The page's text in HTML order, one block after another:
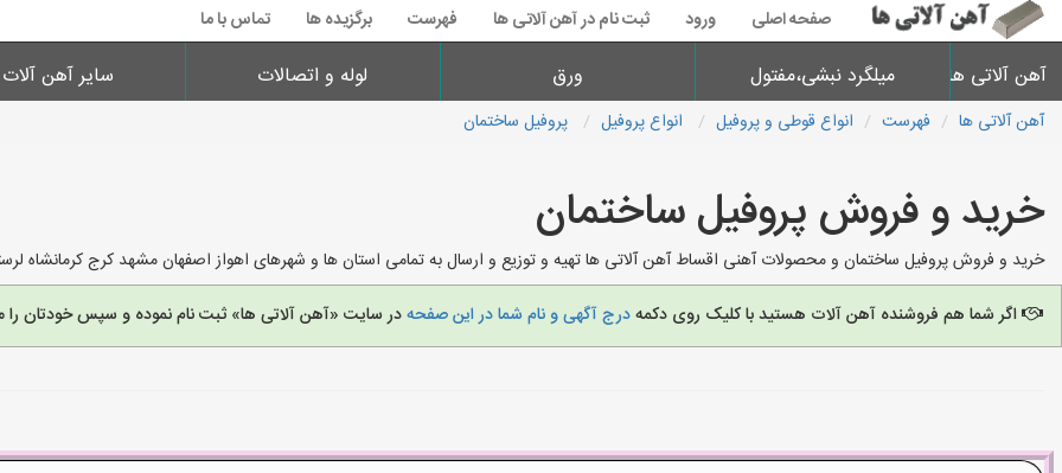
صفحه اصلی ورود ثبت نام در آهن آلاتی ها فهرست برگزیده ها تماس با ما
آهن آلاتی ها میلگرد نبشی،مفتول ورق لوله و اتصالات سایر آهن آلات
آهن آلاتی ها فهرست انواع قوطی و پروفیل انواع پروفیل پروفیل ساختمان
خرید و فروش پروفیل ساختمان
خرید و فروش پروفیل ساختمان و محصولات آهنی اقساط آهن آلاتی ها تهیه و توزیع و ارسال به تمامی استان ها و شهرهای اهواز اصفهان مشهد کرج کرمانشاه
اگر شما هم فروشنده آهن آلات هستید با کلیک روی دکمهدرج آگهی و نام شما در این صفحهدر سایت «آهن آلاتی ها» ثبت نام نموده و سپس خودتان را